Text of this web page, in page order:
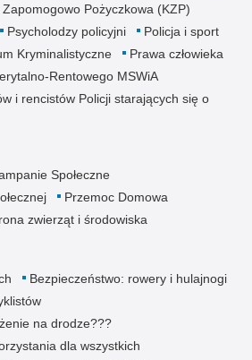
Zapomogowo Pożyczkowa (KZP)
Psycholodzy policyjni
Policja i sport
Kryminalistyczne
Prawa człowieka
Rentowego MSWiA
i rencistów Policji starających się o
Społeczne
Przemoc Domowa
zwierząt i środowiska
Bezpieczeństwo: rowery i hulajnogi
na drodze???
dla wszystkich